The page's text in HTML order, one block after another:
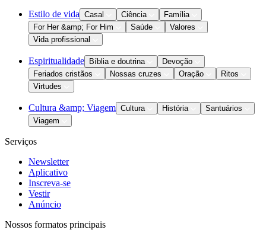
Estilo de vida Casal Ciência
Família
For Her &amp; For Him
Saúde
Valores
Vida profissional
Espiritualidade Bíblia e doutrina
Devoção
Feriados cristãos
Nossas cruzes Oração
Ritos
Virtudes
Cultura &amp; Viagem Cultura História
Santuários
Viagem
Serviços
Newsletter
Aplicativo
Inscreva-se
Vestir
Anúncio
Nossos formatos principais